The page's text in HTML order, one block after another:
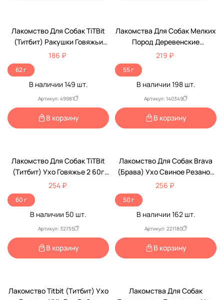
Лакомство Для Собак TiTBit
(Титбит) Ракушки Говяжьи
62г 319915
186 ₽
62 г
В наличии 149 шт.
Артикул: 49981
В корзину
Лакомства Для Собак Мелких
Пород Деревенские
Лакомства Уши Кроличьи С
Мясом Ягненка 55г
219 ₽
55 г
В наличии 198шт.
Артикул: 140349
В корзину
Лакомство Для Собак TiTBit
(Титбит) Ухо Говяжье 2 60г
0177
254 ₽
60 г
В наличии 50 шт.
Артикул: 32755
В корзину
Лакомство Для Собак Brava
(Брава) Ухо Свиное Резаное
1шт Новинка
256 ₽
50 г
В наличии 162шт.
Артикул: 221180
В корзину
Лакомство Titbit (Титбит) Ухо
Лакомства Для Собак